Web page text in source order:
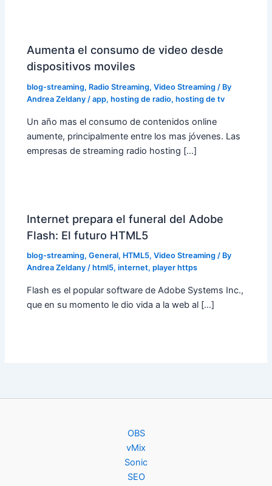
Aumenta el consumo de video desde
dispositivos moviles
blog-streaming, Radio Streaming,Video Streaming / By
Andrea Zeldany/app,hosting de radio,hosting de tv
Un año mas el consumo de contenidos online
aumente, principalmente entre los mas jóvenes. Las
empresas de streaming radio hosting […]
Internet prepara el funeral del Adobe
Flash: El futuro HTML5
blog-streaming,General, HTML5,Video Streaming / By
Andrea Zeldany/html5,internet,player https
Flash es el popular software de Adobe Systems Inc.,
que en su momento le dio vida a la web al […]
OBS
vMix
Sonic
SEO